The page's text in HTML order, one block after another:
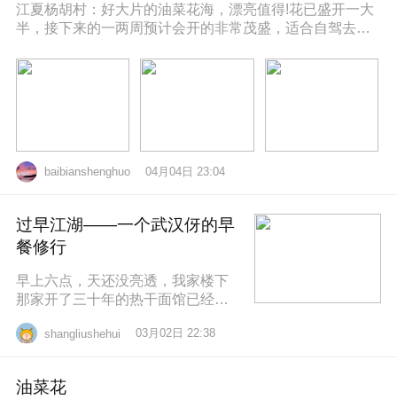
江夏杨胡村：好大片的油菜花海，漂亮值得!花已盛开一大
半，接下来的一两周预计会开的非常茂盛，适合自驾去拍
baibianshenghuo 04月04日 23:04
过早江湖——一个武汉伢的早
餐修行
早上六点，天还没亮透，我家楼下
那家开了三十年的热干面馆已经排
速快得像弹钢琴。一勺芝麻酱、半
shangliushehui 03月02日 22:38
油菜花